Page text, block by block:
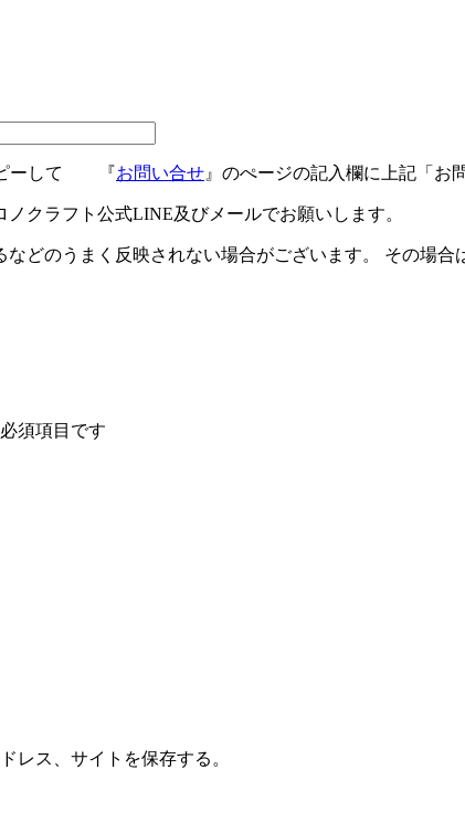
ピーして 『お問い合せ 』のぺージの記入欄に上記「お
ノクラフト公式LINE及びメールでお願いします。
どのうまく反映されない場合がございます。 その場合
須項目です
レス、サイトを保存する。